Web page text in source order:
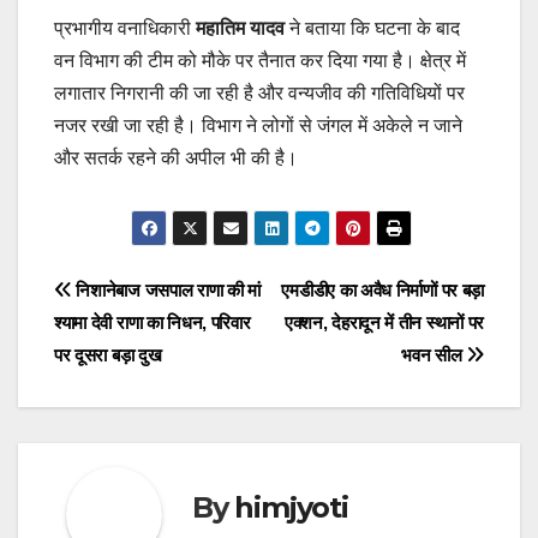
प्रभागीय वनाधिकारीमहातिम यादवने बताया कि घटना के बाद
वन विभाग की टीम को मौके पर तैनात कर दिया गया है। क्षेत्र में
लगातार निगरानी की जा रही है और वन्यजीव की गतिविधियों पर
नजर रखी जा रही है। विभाग ने लोगों से जंगल में अकेले न जाने
और सतर्क रहने की अपील भी की है।
Post
navigation
एमडीडीए का अवैध निर्माणों पर बड़ा
एक्शन, देहरादून में तीन स्थानों पर
भवन सील
निशानेबाज जसपाल राणा की मां
श्यामा देवी राणा का निधन, परिवार
पर दूसरा बड़ा दुख
Byhimjyoti